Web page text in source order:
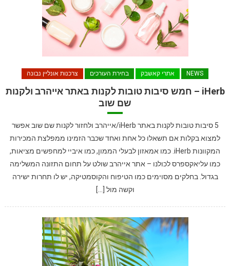
NEWS אתרי קאשבק בחירת העורכים צרכנות אונליין נבונה
iHerb – חמש סיבות טובות לקנות באתר אייהרב ולקנות
שם שוב
5 סיבות טובות לקנות באתר iHerb/אייהרב ולחזור לקנות שם שוב אפשר
למצוא בקלות אם תשאלו כל אחת ואחד שכבר הזמינו ממפלצת המכירות
המקוונות iHerb. כמו אמאזון לבעלי הממון, כמו איביי למחפשים מציאות,
כמו עליאקספרס לכולנו – אתר אייהרב שולט על תחום התזונה המשלימה
בגדול. בחלקים מסוימים כמו הטיפוח והקוסמטיקה, יש לו תחרות ישירה
וקשה מול […]